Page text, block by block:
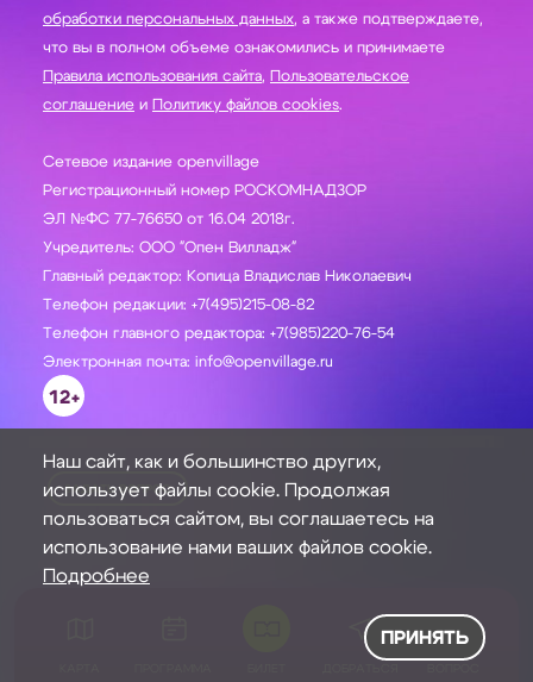
обработки персональных данных, а также подтверждаете,
что вы в полном объеме ознакомились и принимаете
Правила использования сайта, Пользовательское
соглашение и Политику файлов cookies.
Сетевое издание openvillage
Регистрационный номер РОСКОМНАДЗОР
ЭЛ №ФС 77-76650 от 16.04 2018г.
Учредитель: ООО "Опен Вилладж"
Главный редактор: Копица Владислав Николаевич
Телефон редакции: +7(495)215-08-82
Телефон главного редактора: +7(985)220-76-54
Электронная почта: info@openvillage.ru
12+
ЗАДАТЬ ВОПРОС
Наш сайт, как и большинство других,
использует файлы cookie. Продолжая
пользоваться сайтом, вы соглашаетесь на
использование нами ваших файлов cookie.
Подробнее
ПРИНЯТЬ